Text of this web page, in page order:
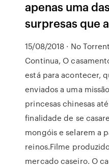
apenas uma
surpresas que
15/08/2018 · No
Continua, O
está para acontecer,
enviados a uma
princesas chinesas
finalidade de se
mongóis e selarem a
reinos.Filme
mercado caseiro. O